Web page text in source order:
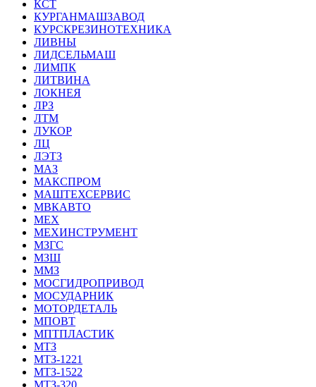
КСТ
КУРГАНМАШЗАВОД
КУРСКРЕЗИНОТЕХНИКА
ЛИВНЫ
ЛИДСЕЛЬМАШ
ЛИМПК
ЛИТВИНА
ЛОКНЕЯ
ЛРЗ
ЛТМ
ЛУКОР
ЛЦ
ЛЭТЗ
МАЗ
МАКСПРОМ
МАШТЕХСЕРВИС
МВКАВТО
МЕХ
МЕХИНСТРУМЕНТ
МЗГС
МЗШ
ММЗ
МОСГИДРОПРИВОД
МОСУДАРНИК
МОТОРДЕТАЛЬ
МПОВТ
МПТПЛАСТИК
МТЗ
МТЗ-1221
МТЗ-1522